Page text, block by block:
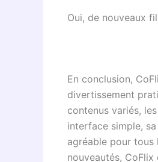
Oui, de nouveaux
En conclusion,
divertissement
contenus variés,
interface simple,
agréable pour tous
nouveautés,